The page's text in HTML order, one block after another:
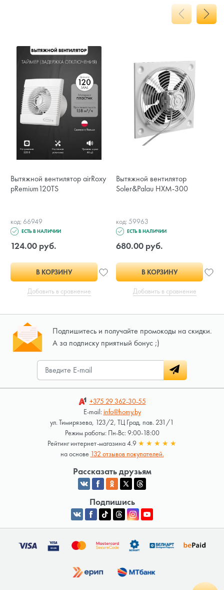
Вытяжной вентилятор airRoxy
pRemium120TS
код: 66949
ЕСТЬ В НАЛИЧИИ
124.00 руб.
В КОРЗИНУ
Добавить в сравнение
Вытяжной вентилятор
Soler&Palau HXM-300
код: 59963
ЕСТЬ В НАЛИЧИИ
680.00 руб.
В КОРЗИНУ
Добавить в сравнение
Подпишитесь и получайте промокоды на скидки.
А за подписку приятный бонус ;)
+375 29362-30-55
E-mail:info@homy.by
ул. Тимирязева, 123/2, ТЦ Град, пав. 231/1
Режим работы: Пн-Вс: 9:00-18:00
Рейтинг интернет-магазина 4.9 ★ ★ ★ ★ ★
на основе 132 отзывов покупателей.
Рассказать друзьям
Подпишись